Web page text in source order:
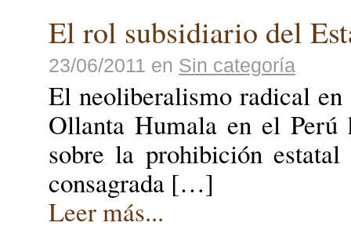
El rol subsidiario del
23/06/2011 en Sin categoría
El neoliberalismo radical
Ollanta Humala en el
sobre la prohibición
consagrada […]
Leer más...